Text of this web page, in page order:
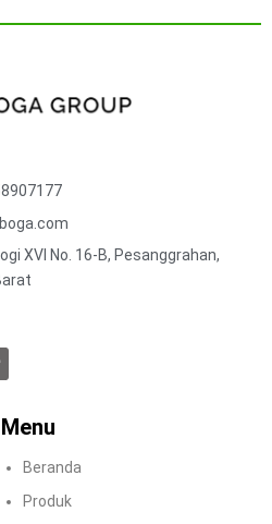
XVI No. 16-B, Pesanggrahan,
Menu
Beranda
Produk